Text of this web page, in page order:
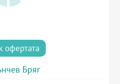
офертата
Бряг